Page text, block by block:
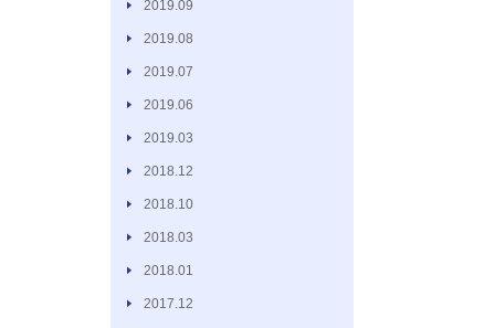
2019.09
2019.08
2019.07
2019.06
2019.03
2018.12
2018.10
2018.03
2018.01
2017.12